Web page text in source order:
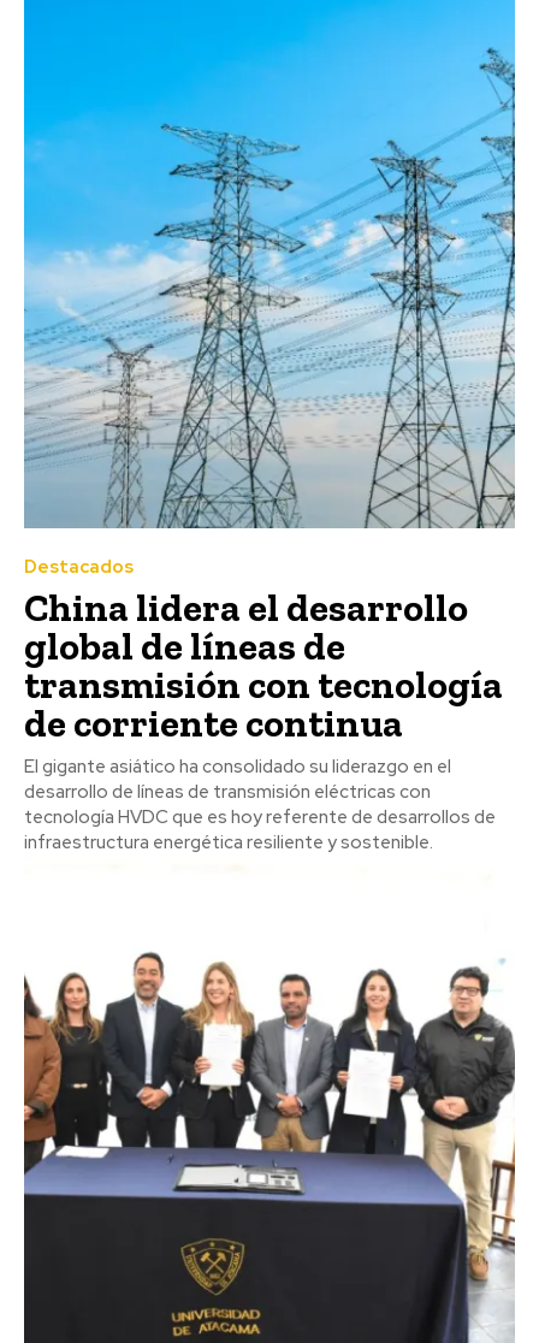
Destacados
China lidera el desarrollo
global de líneas de
transmisión con tecnología
de corriente continua
El gigante asiático ha consolidado su liderazgo en el
desarrollo de líneas de transmisión eléctricas con
tecnología HVDC que es hoy referente de desarrollos de
infraestructura energética resiliente y sostenible.